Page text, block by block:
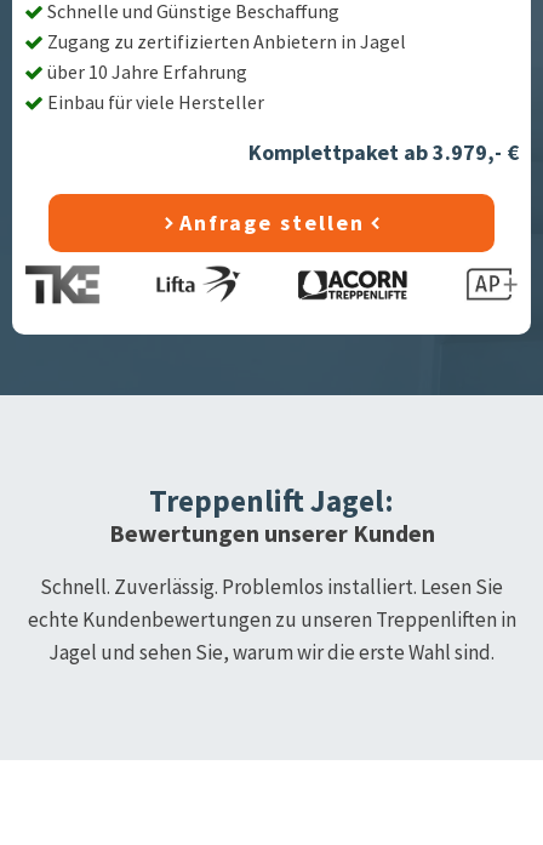
Schnelle und Günstige Beschaffung
Zugang zu zertifizierten Anbietern in Jagel
über 10 Jahre Erfahrung
Einbau für viele Hersteller
Komplettpaket ab 3.979,- €
Anfrage stellen
TreppenliftJagel:
Bewertungen unserer Kunden
Schnell. Zuverlässig. Problemlos installiert. Lesen Sie
echte Kundenbewertungen zu unseren Treppenliften in
Jagel und sehen Sie, warum wir die erste Wahl sind.